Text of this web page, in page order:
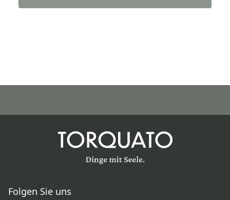
Folgen Sie uns